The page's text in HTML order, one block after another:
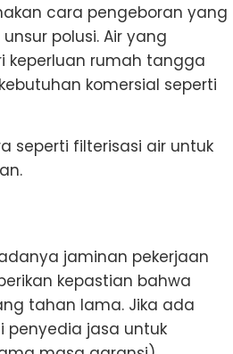
cara pengeboran yang
polusi. Air yang
keperluan rumah tangga
komersial seperti
seperti filterisasi air untuk
jaminan pekerjaan
kepastian bahwa
tahan lama. Jika ada
penyedia jasa untuk